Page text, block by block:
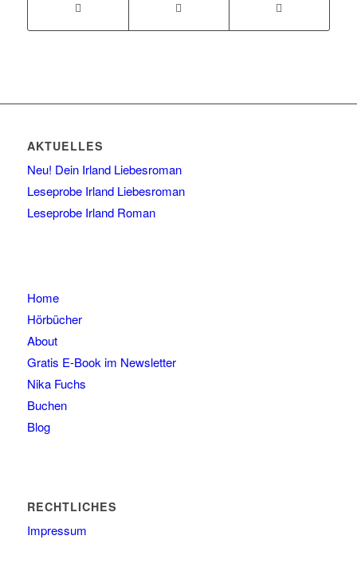
AKTUELLES
Neu! Dein Irland Liebesroman
Leseprobe Irland Liebesroman
Leseprobe Irland Roman
Home
Hörbücher
About
Gratis E-Book im Newsletter
Nika Fuchs
Buchen
Blog
RECHTLICHES
Impressum